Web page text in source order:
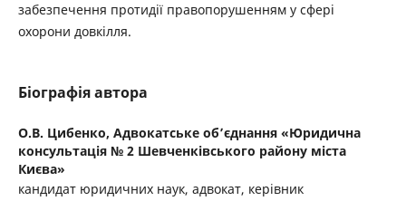
забезпечення протидії правопорушенням у сфері
охорони довкілля.
Біографія автора
О.В. Цибенко, Адвокатське об’єднання «Юридична
консультація № 2 Шевченківського району міста
Києва»
кандидат юридичних наук, адвокат, керівник